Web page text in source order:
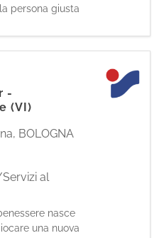
persona giusta
sarai protagonista
brand in store,
e
le nostre
tu
-
(VI)
, BOLOGNA
al
nasce
una nuova